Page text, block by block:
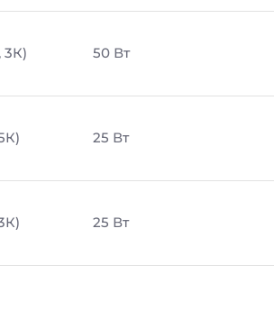
3К) 50 Вт
25 Вт
25 Вт